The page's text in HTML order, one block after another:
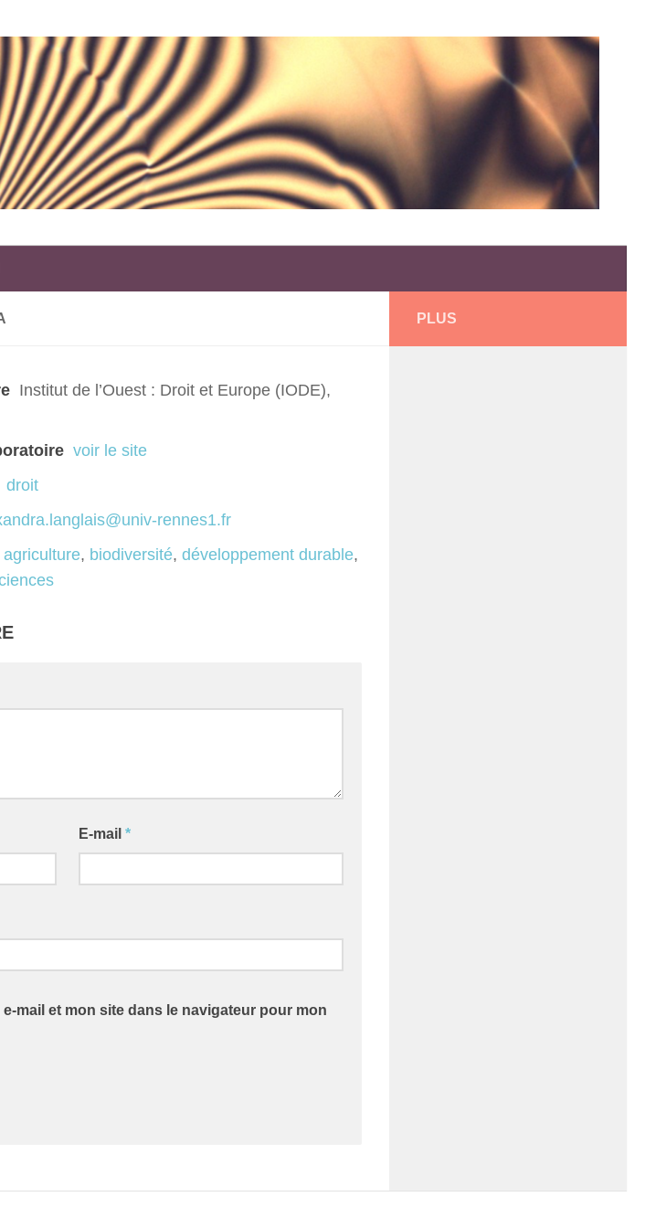
Institut de l’Ouest : Droit et Europe (IODE),
voir le site
droit
rennes1.fr
agriculture, biodiversité, développement durable,
E-mail*
mail et mon site dans le navigateur pour mon
PLUS